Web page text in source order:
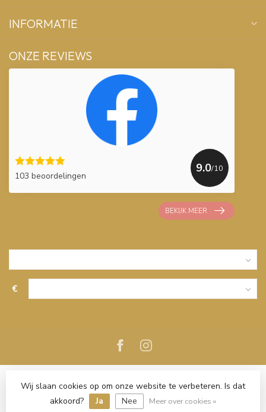
INFORMATIE
ONZE REVIEWS
103 beoordelingen
9.0/10
BEKIJK MEER
€
Wij slaan cookies op om onze website te verbeteren. Is dat
akkoord?
Ja Nee Meer over cookies »